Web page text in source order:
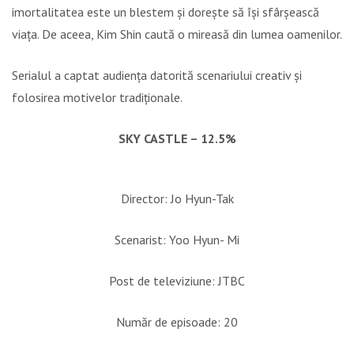
imortalitatea este un blestem și dorește să își sfârșească
viața. De aceea, Kim Shin caută o mireasă din lumea oamenilor.
Serialul a captat audiența datorită scenariului creativ și
folosirea motivelor tradiționale.
SKY CASTLE – 12.5%
Director: Jo Hyun-Tak
Scenarist: Yoo Hyun- Mi
Post de televiziune: JTBC
Număr de episoade: 20